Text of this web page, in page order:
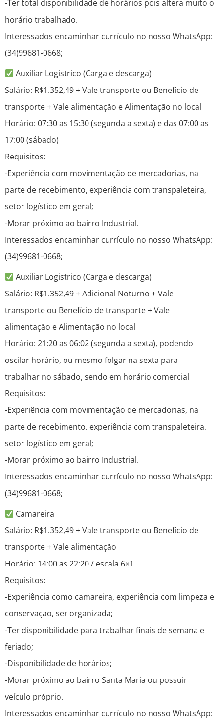
-Ter total disponibilidade de horários pois altera muito o
horário trabalhado.
Interessados encaminhar currículo no nosso WhatsApp:
(34)99681-0668;
Auxiliar Logistrico (Carga e descarga)
Salário: R$1.352,49 + Vale transporte ou Benefício de
transporte + Vale alimentação e Alimentação no local
Horário: 07:30 as 15:30 (segunda a sexta) e das 07:00 as
17:00 (sábado)
Requisitos:
-Experiência com movimentação de mercadorias, na
parte de recebimento, experiência com transpaleteira,
setor logístico em geral;
-Morar próximo ao bairro Industrial.
Interessados encaminhar currículo no nosso WhatsApp:
(34)99681-0668;
Auxiliar Logistrico (Carga e descarga)
Salário: R$1.352,49 + Adicional Noturno + Vale
transporte ou Benefício de transporte + Vale
alimentação e Alimentação no local
Horário: 21:20 as 06:02 (segunda a sexta), podendo
oscilar horário, ou mesmo folgar na sexta para
trabalhar no sábado, sendo em horário comercial
Requisitos:
-Experiência com movimentação de mercadorias, na
parte de recebimento, experiência com transpaleteira,
setor logístico em geral;
-Morar próximo ao bairro Industrial.
Interessados encaminhar currículo no nosso WhatsApp:
(34)99681-0668;
Camareira
Salário: R$1.352,49 + Vale transporte ou Benefício de
transporte + Vale alimentação
Horário: 14:00 as 22:20 / escala 6×1
Requisitos:
-Experiência como camareira, experiência com limpeza e
conservação, ser organizada;
-Ter disponibilidade para trabalhar finais de semana e
feriado;
-Disponibilidade de horários;
-Morar próximo ao bairro Santa Maria ou possuir
veículo próprio.
Interessados encaminhar currículo no nosso WhatsApp: